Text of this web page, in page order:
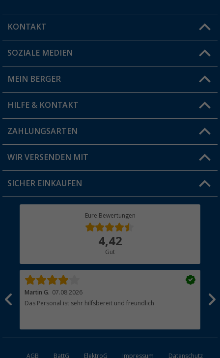
KONTAKT
Du hast eine Frage?
Filiale finden
SOZIALE MEDIEN
MEIN BERGER
Vorteilskarte
Blog
Jobs & Karriere
HILFE & KONTAKT
FAQ & Kontakt
Versandinformationen
Rücksendung
ZAHLUNGSARTEN
WIR VERSENDEN MIT
SICHER EINKAUFEN
Eure Bewertungen
4,42
Gut
Martin G. 07.08.2026
Das Personal ist sehr hilfsbereit und freundlich
AGB BattG ElektroG Impressum Datenschutz